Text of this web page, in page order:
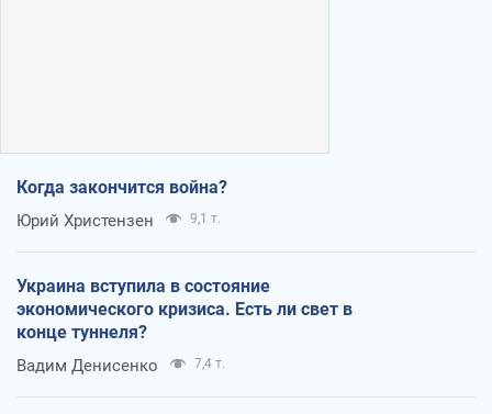
Когда закончится война?
Юрий Христензен 9,1 т.
Украина вступила в состояние
экономического кризиса. Есть ли свет в
конце туннеля?
Вадим Денисенко 7,4 т.